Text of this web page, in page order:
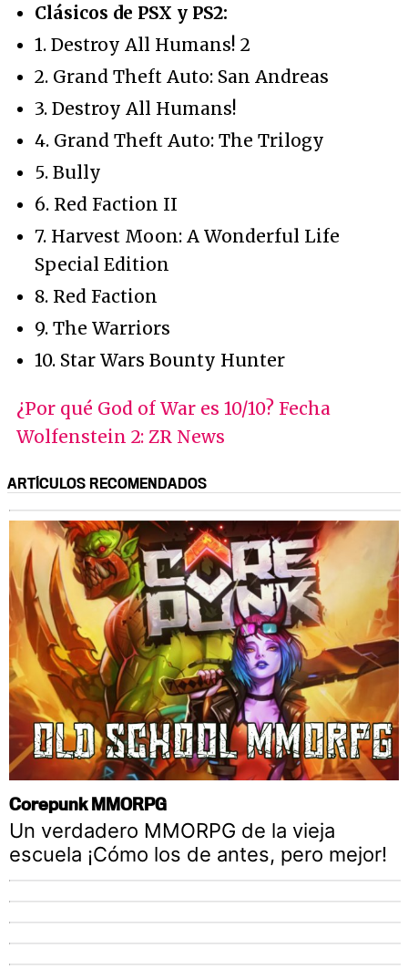
Clásicos de PSX y PS2:
1. Destroy All Humans! 2
2. Grand Theft Auto: San Andreas
3. Destroy All Humans!
4. Grand Theft Auto: The Trilogy
5. Bully
6. Red Faction II
7. Harvest Moon: A Wonderful Life
Special Edition
8. Red Faction
9. The Warriors
10. Star Wars Bounty Hunter
¿Por qué God of War es 10/10? Fecha
Wolfenstein 2: ZR News
ARTÍCULOS RECOMENDADOS
Corepunk MMORPG
Un verdadero MMORPG de la vieja
escuela ¡Cómo los de antes, pero mejor!